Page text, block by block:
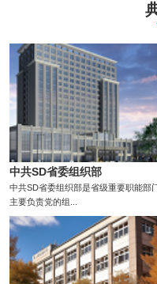
中共SD省委组织部
中共SD省委组织部是省级重要职能部
主要负责党的组...